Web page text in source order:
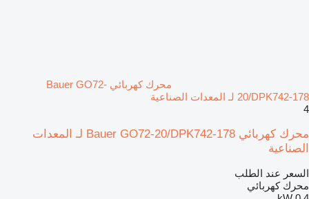
محرك كهربائي Bauer GO72-
20/DPK742-178 لـ المعدات الصناعية
4
محرك كهربائي Bauer GO72-20/DPK742-178 لـ المعدات
الصناعية
السعر عند الطلب
محرك كهربائي